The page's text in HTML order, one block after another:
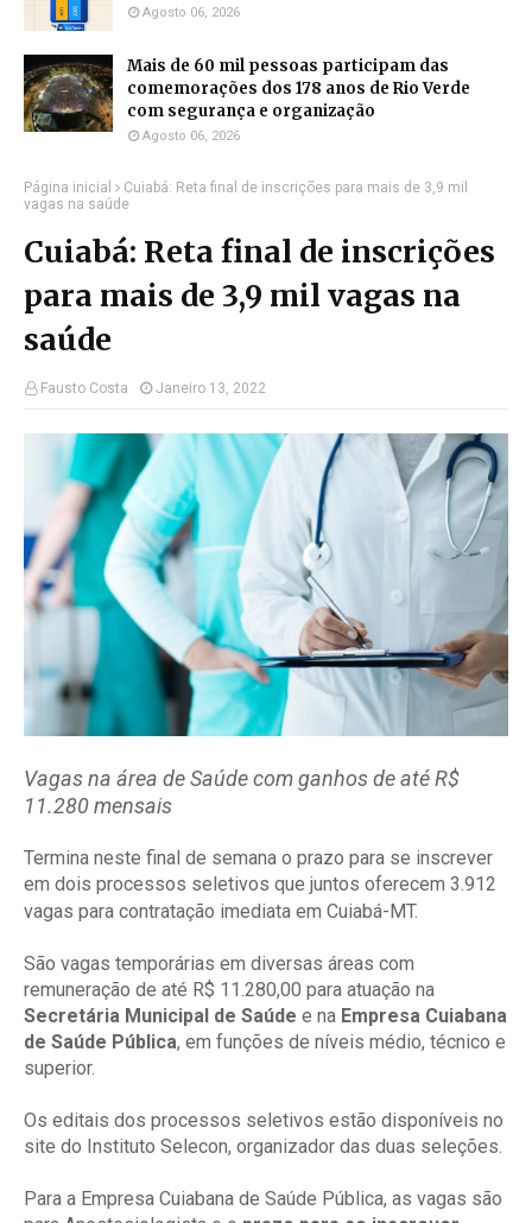
Agosto 06, 2026
Mais de 60 mil pessoas participam das
comemorações dos 178 anos de Rio Verde
com segurança e organização
Agosto 06, 2026
Página inicial
Cuiabá: Reta final de inscrições para mais de 3,9 mil
vagas na saúde
Cuiabá: Reta final de inscrições
para mais de 3,9 mil vagas na
saúde
Fausto Costa Janeiro 13, 2022
Vagas na área de Saúde com ganhos de até R$
11.280 mensais
Termina neste final de semana o prazo para se inscrever
em dois processos seletivos que juntos oferecem 3.912
vagas para contratação imediata em Cuiabá-MT.
São vagas temporárias em diversas áreas com
remuneração de até R$ 11.280,00 para atuação na
Secretária Municipal de Saúde e na Empresa Cuiabana
de Saúde Pública, em funções de níveis médio, técnico e
superior.
Os editais dos processos seletivos estão disponíveis no
site do Instituto Selecon, organizador das duas seleções.
Para a Empresa Cuiabana de Saúde Pública, as vagas são